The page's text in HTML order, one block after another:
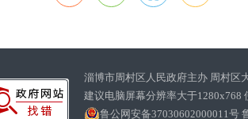
淄博市周村区人民政府主办 周村区
建议电脑屏幕分辨率大于1280x768
鲁公网安备37030602000011号